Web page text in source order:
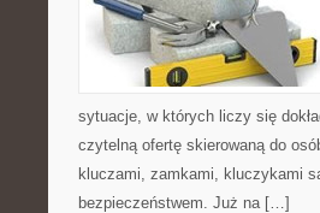
sytuacje, w których liczy się
czytelną ofertę skierowaną do
kluczami, zamkami, kluczykami
bezpieczeństwem. Już na […]